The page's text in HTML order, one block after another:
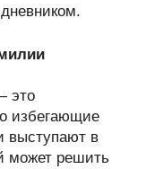
это
избегающие
выступают в
может решить